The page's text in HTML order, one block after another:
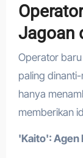
Jagoan
Operator
paling
hanya
memberikan
'Kaito': Agen